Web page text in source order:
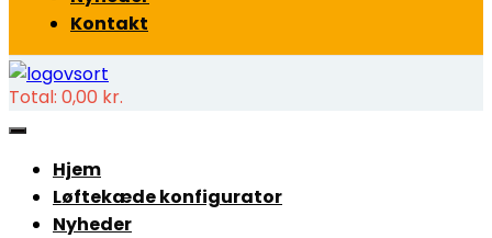
Kontakt
Total: 0,00 kr.
Hjem
Løftekæde konfigurator
Nyheder